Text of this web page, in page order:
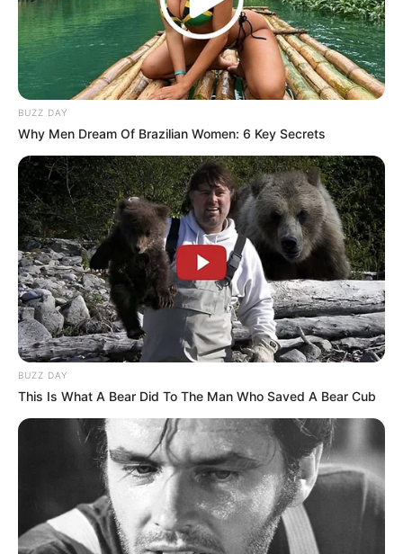
Mageres, frisches Hirschfleisch sorgt für
Zartheit und intensiven Geschmack.
Niedrig und langsam
schmoren
Die niedrige Temperatur ist entscheidend. Zu
hohe Hitze macht das Fleisch trocken. Geduld
zahlt sich hier aus.
Marinieren für extra Aroma
Optional kann das Hirschgulasch 12 Stunden in
Rotwein, Wacholderbeeren und Thymian
mariniert werden. Dies verstärkt das Aroma
enorm.
Resteverwertung
Hirschgulasch lässt sich hervorragend einfrieren
oder am nächsten Tag aufwärmen. Viele Kenner
sagen, dass der Geschmack dann noch
intensiver wird.
BUZZ DAY
Why Men Dream Of Brazilian Women: 6 Key Secrets
BUZZ DAY
This Is What A Bear Did To The Man Who Saved A Bear Cub